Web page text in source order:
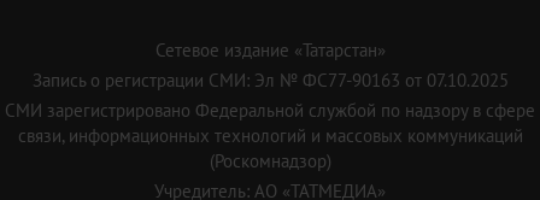
Сетевое издание «Татарстан»
Запись о регистрации СМИ: Эл № ФС77-90163 от 07.10.2025
СМИ зарегистрировано Федеральной службой по надзору в сфере
связи, информационных технологий и массовых коммуникаций
(Роскомнадзор)
Учредитель: АО «ТАТМЕДИА»